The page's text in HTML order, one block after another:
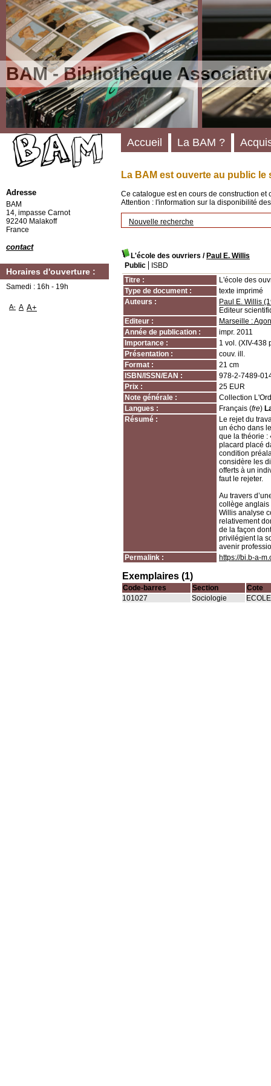
BAM - Bibliothèque
La BAM est ouverte au public le
Ce catalogue est en cours de construction
Attention : l'information sur la disponibilité
Nouvelle recherche
L'école des ouvriers / Paul E. Willis
Public
ISBD
Titre :
L'école des
Type de document :
texte imprimé
Auteurs :
Paul E. Willis
Editeur
Editeur :
Marseille :
Année de publication :
impr. 2011
Importance :
1 vol. (XIV-438
Présentation :
couv. ill.
Format :
21 cm
ISBN/ISSN/EAN :
978-2-7489-
Prix :
25 EUR
Note générale :
Collection
Langues :
Français (fre)
Résumé :
Le rejet du
un écho dans
que la théorie :
placard placé
condition
considère les
offerts à un
faut le rejeter.
Au travers
collège anglais
Willis analyse
relativement
de la façon
privilégient la
avenir
Permalink :
https://bi.b-a-
Exemplaires (1)
Code-barres Section
Cote
101027
Sociologie
Accueil La BAM ?
Adresse
BAM
14, impasse Carnot
92240 Malakoff
France
contact
Horaires d'ouverture :
Samedi : 16h - 19h
A- A A+